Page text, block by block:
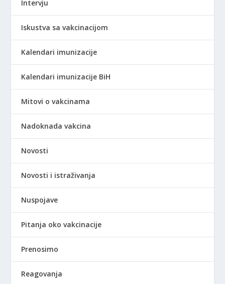
Intervju
Iskustva sa vakcinacijom
Kalendari imunizacije
Kalendari imunizacije BiH
Mitovi o vakcinama
Nadoknada vakcina
Novosti
Novosti i istraživanja
Nuspojave
Pitanja oko vakcinacije
Prenosimo
Reagovanja